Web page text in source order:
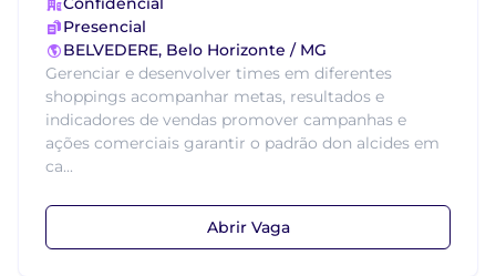
Presencial
BELVEDERE, Belo Horizonte / MG
Gerenciar e desenvolver times em diferentes
shoppings acompanhar metas, resultados e
indicadores de vendas promover campanhas e
ações comerciais garantir o padrão don alcides em
ca...
Abrir Vaga